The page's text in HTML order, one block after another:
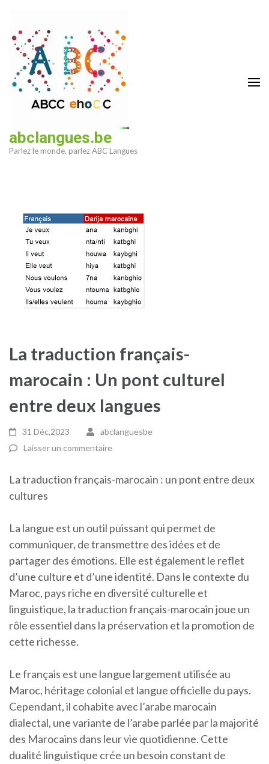
contenu
(Pressez
Entrée)
abclangues.be
Parlez le monde, parlez ABC Langues
La traduction français-
marocain : Un pont culturel
entre deux langues
31 Déc,2023
abclanguesbe
Laisser un commentaire
La traduction français-marocain : un pont entre deux
cultures
La langue est un outil puissant qui permet de
communiquer, de transmettre des idées et de
partager des émotions. Elle est également le reflet
d’une culture et d’une identité. Dans le contexte du
Maroc, pays riche en diversité culturelle et
linguistique, la traduction français-marocain joue un
rôle essentiel dans la préservation et la promotion de
cette richesse.
Le français est une langue largement utilisée au
Maroc, héritage colonial et langue officielle du pays.
Cependant, il cohabite avec l’arabe marocain
dialectal, une variante de l’arabe parlée par la majorité
des Marocains dans leur vie quotidienne. Cette
dualité linguistique crée un besoin constant de